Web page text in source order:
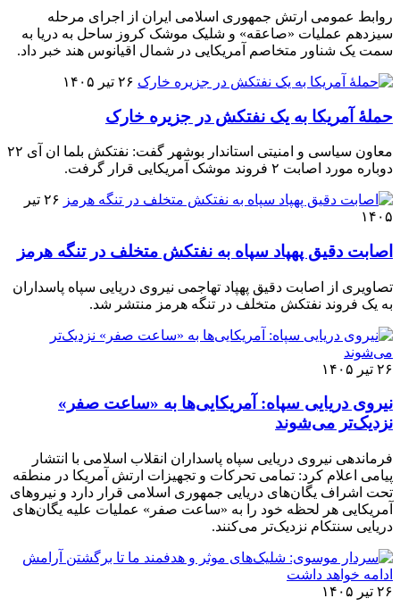
روابط عمومی ارتش جمهوری اسلامی ایران از اجرای مرحله
سیزدهم عملیات «صاعقه» و شلیک موشک کروز ساحل به دریا به
سمت یک شناور متخاصم آمریکایی در شمال اقیانوس هند خبر داد.
۲۶ تیر ۱۴۰۵
حملۀ آمریکا به یک نفتکش در جزیره خارک
معاون سیاسی و امنیتی استاندار بوشهر گفت: نفتکش بلما ان آی ۲۲
دوباره مورد اصابت ۲ فروند موشک آمریکایی قرار گرفت.
۲۶ تیر
۱۴۰۵
اصابت دقیق پهپاد سپاه به نفتکش متخلف در تنگه هرمز
تصاویری از اصابت دقیق پهپاد تهاجمی نیروی دریایی سپاه پاسداران
به یک فروند نفتکش متخلف در تنگه هرمز منتشر شد‌.
۲۶ تیر ۱۴۰۵
نیروی دریایی سپاه: آمریکایی‌ها به «ساعت صفر»
نزدیک‌تر می‌شوند
فرماندهی نیروی دریایی سپاه پاسداران انقلاب اسلامی با انتشار
پیامی اعلام کرد: تمامی تحرکات و تجهیزات ارتش آمریکا در منطقه
تحت اشراف یگان‌های دریایی جمهوری اسلامی قرار دارد و نیروهای
آمریکایی هر لحظه خود را به «ساعت صفر» عملیات علیه یگان‌های
دریایی سنتکام نزدیک‌تر می‌کنند.
۲۶ تیر ۱۴۰۵